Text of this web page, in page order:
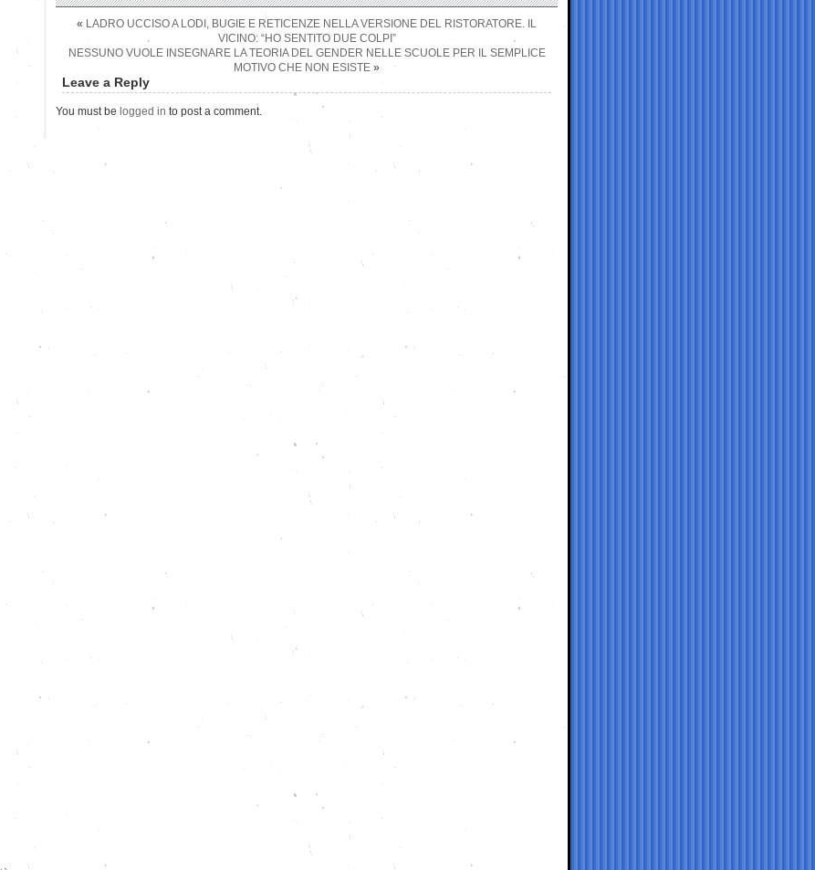
« LADRO UCCISO A LODI, BUGIE E RETICENZE NELLA VERSIONE DEL RISTORATORE. IL
VICINO: “HO SENTITO DUE COLPI”
NESSUNO VUOLE INSEGNARE LA TEORIA DEL GENDER NELLE SCUOLE PER IL SEMPLICE
MOTIVO CHE NON ESISTE »
Leave a Reply
You must be logged in to post a comment.